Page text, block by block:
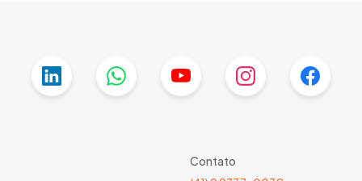
Contato